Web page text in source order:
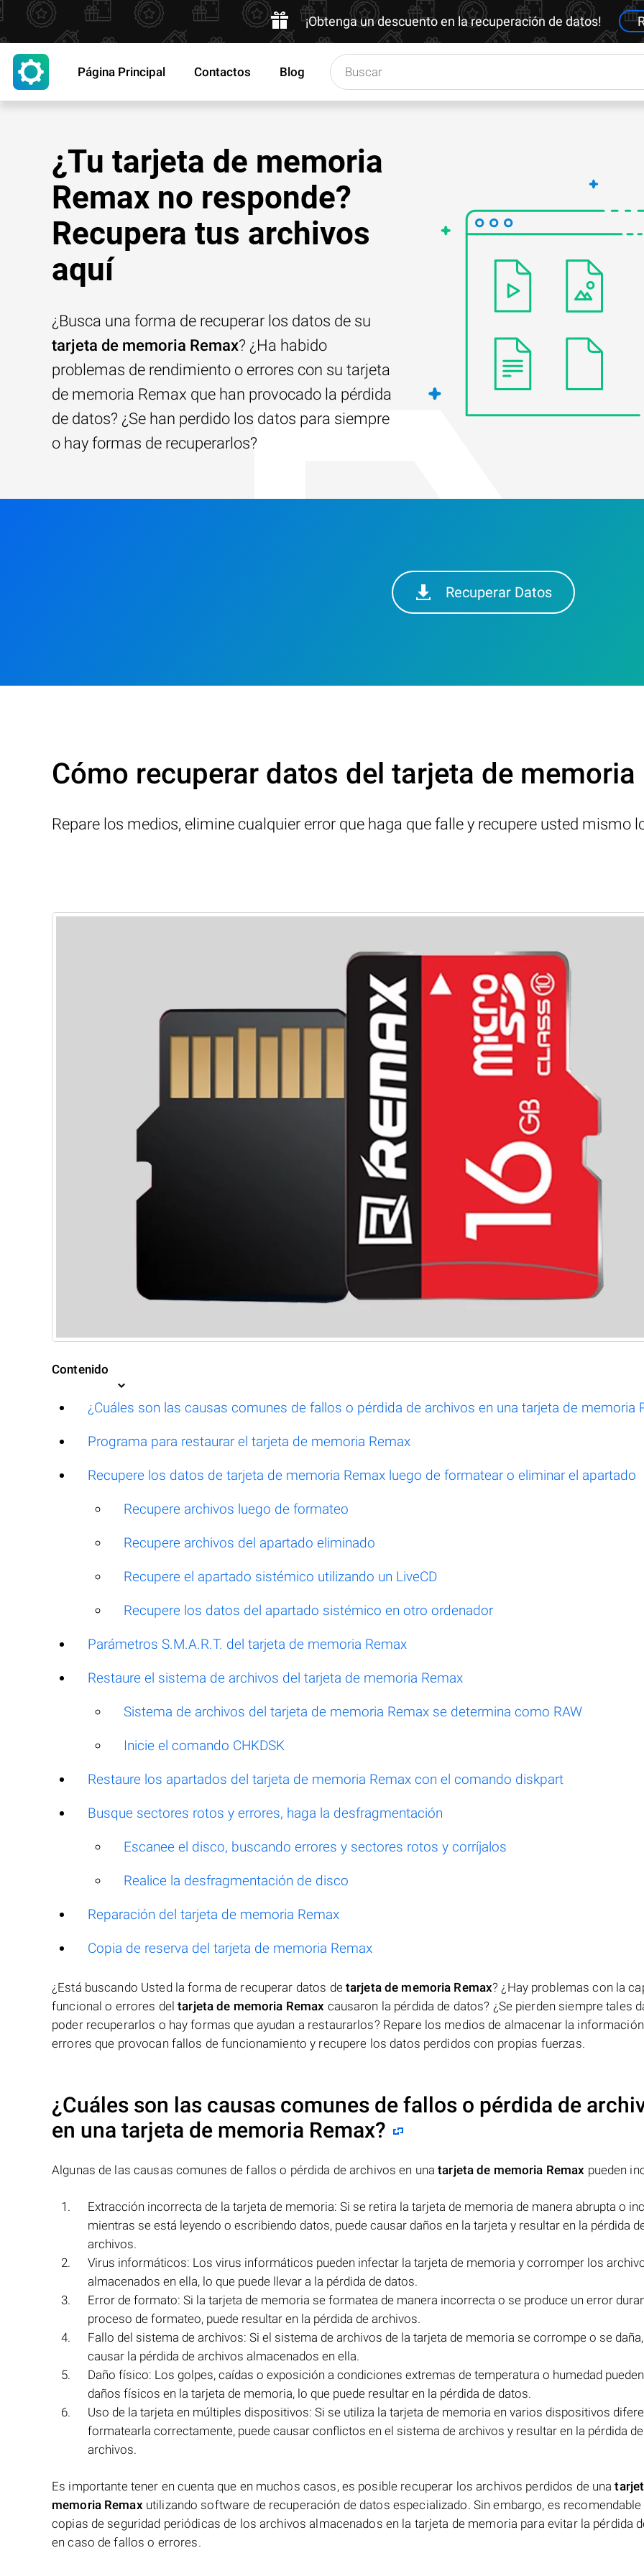
¡Obtenga un descuento en la recuperación de datos!
Página Principal Contactos Blog
¿Tu tarjeta de memoria
Remax no responde?
Recupera tus archivos
aquí
¿Busca una forma de recuperar los datos de su
tarjeta de memoria Remax? ¿Ha habido
problemas de rendimiento o errores con su tarjeta
de memoria Remax que han provocado la pérdida
de datos? ¿Se han perdido los datos para siempre
o hay formas de recuperarlos?
Recuperar Datos
Cómo recuperar datos del tarjeta de memoria
Repare los medios, elimine cualquier error que haga que falle y recupere usted mismo
Contenido
¿Cuáles son las causas comunes de fallos o pérdida de archivos en una tarjeta de memoria
Programa para restaurar el tarjeta de memoria Remax
Recupere los datos de tarjeta de memoria Remax luego de formatear o eliminar el apartado
Recupere archivos luego de formateo
Recupere archivos del apartado eliminado
Recupere el apartado sistémico utilizando un LiveCD
Recupere los datos del apartado sistémico en otro ordenador
Parámetros S.M.A.R.T. del tarjeta de memoria Remax
Restaure el sistema de archivos del tarjeta de memoria Remax
Sistema de archivos del tarjeta de memoria Remax se determina como RAW
Inicie el comando CHKDSK
Restaure los apartados del tarjeta de memoria Remax con el comando diskpart
Busque sectores rotos y errores, haga la desfragmentación
Escanee el disco, buscando errores y sectores rotos y corríjalos
Realice la desfragmentación de disco
Reparación del tarjeta de memoria Remax
Copia de reserva del tarjeta de memoria Remax
¿Está buscando Usted la forma de recuperar datos de tarjeta de memoria Remax? ¿Hay problemas con la
funcional o errores deltarjeta de memoria Remax causaron la pérdida de datos? ¿Se pierden siempre tales
poder recuperarlos o hay formas que ayudan a restaurarlos? Repare los medios de almacenar la
errores que provocan fallos de funcionamiento y recupere los datos perdidos con propias fuerzas.
¿Cuáles son las causas comunes de fallos o pérdida de
en una tarjeta de memoria Remax?
Algunas de las causas comunes de fallos o pérdida de archivos en unatarjeta de memoria Remax pueden
Extracción incorrecta de la tarjeta de memoria: Si se retira la tarjeta de memoria de manera abrupta o
mientras se está leyendo o escribiendo datos, puede causar daños en la tarjeta y resultar en la pérdida
archivos.
Virus informáticos: Los virus informáticos pueden infectar la tarjeta de memoria y corromper los
almacenados en ella, lo que puede llevar a la pérdida de datos.
Error de formato: Si la tarjeta de memoria se formatea de manera incorrecta o se produce un error
proceso de formateo, puede resultar en la pérdida de archivos.
Fallo del sistema de archivos: Si el sistema de archivos de la tarjeta de memoria se corrompe o se
causar la pérdida de archivos almacenados en ella.
Daño físico: Los golpes, caídas o exposición a condiciones extremas de temperatura o humedad
daños físicos en la tarjeta de memoria, lo que puede resultar en la pérdida de datos.
Uso de la tarjeta en múltiples dispositivos: Si se utiliza la tarjeta de memoria en varios dispositivos
formatearla correctamente, puede causar conflictos en el sistema de archivos y resultar en la pérdida de
archivos.
Es importante tener en cuenta que en muchos casos, es posible recuperar los archivos perdidos de una
memoria Remax utilizando software de recuperación de datos especializado. Sin embargo, es
copias de seguridad periódicas de los archivos almacenados en la tarjeta de memoria para evitar la pérdida
en caso de fallos o errores.